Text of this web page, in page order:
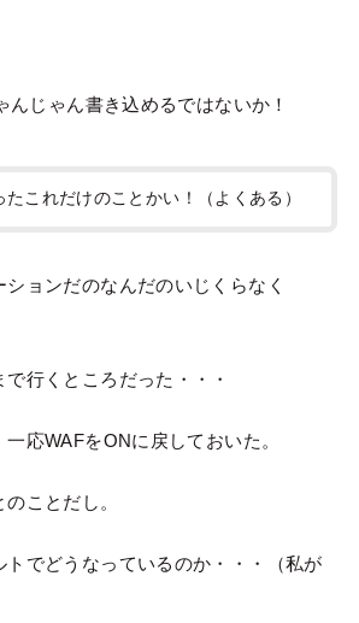
んじゃん書き込めるではないか！
たこれだけのことかい！（よくある）
ョンだのなんだのいじくらなく
行くところだった・・・
応WAFをONに戻しておいた。
ことだし。
トでどうなっているのか・・・（私が